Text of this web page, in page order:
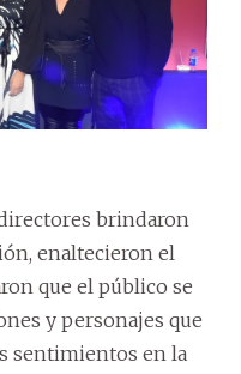
brindaron
enaltecieron el
que el público se
y personajes que
sentimientos en la